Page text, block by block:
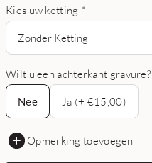
Kies uw ketting *
Zonder Ketting
Wilt u een achterkant gravure?
Nee
Nee
Ja (+ €15,00)
Opmerking toevoegen